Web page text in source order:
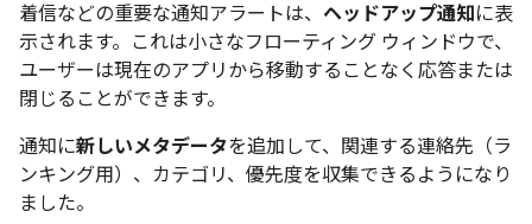
着信などの重要な通知アラートは、 ヘッドアップ通知に表
示されます。これは小さなフローティング ウィンドウで、
ユーザーは現在のアプリから移動することなく応答または
閉じることができます。
通知に新しいメタデータを追加して、関連する連絡先（ラ
ンキング用）、カテゴリ、優先度を収集できるようになり
ました。